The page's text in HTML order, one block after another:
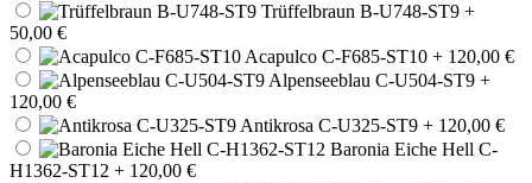
Trüffelbraun B-U748-ST9 +
50,00 €
Acapulco C-F685-ST10 + 120,00 €
Alpenseeblau C-U504-ST9 +
120,00 €
Antikrosa C-U325-ST9 + 120,00 €
Baronia Eiche Hell C-
H1362-ST12 + 120,00 €